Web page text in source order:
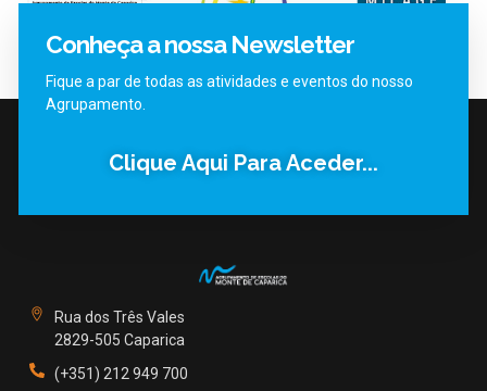
Conheça a nossa Newsletter
Fique a par de todas as atividades e eventos do nosso
Agrupamento.
Clique Aqui Para Aceder...
Rua dos Três Vales
2829-505 Caparica
(+351) 212 949 700